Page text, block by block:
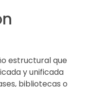
estructural que
y unificada
bibliotecas o